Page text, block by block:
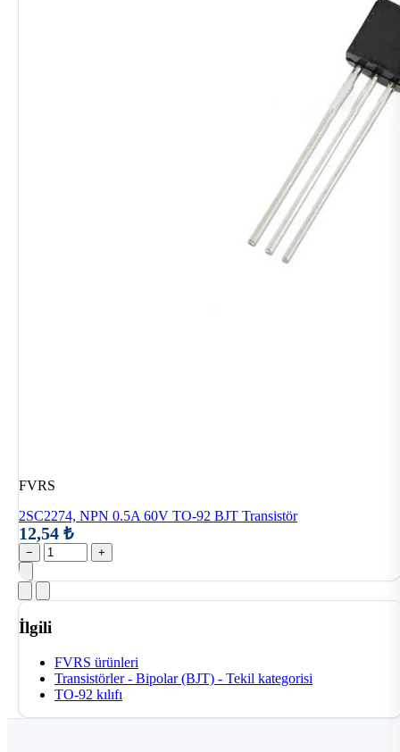
FVRS
2SC2274, NPN 0.5A 60V TO-92 BJT Transistör
12,54 ₺
− +
İlgili
FVRS ürünleri
Transistörler - Bipolar (BJT) - Tekil kategorisi
TO-92 kılıfı